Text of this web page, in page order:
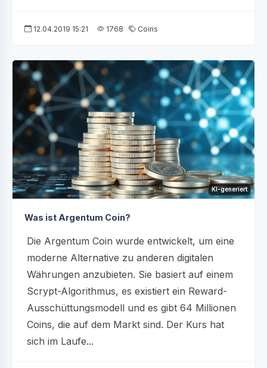
12.04.2019 15:21 1768 Coins
KI-generiert
Was ist Argentum Coin?
Die Argentum Coin wurde entwickelt, um eine
moderne Alternative zu anderen digitalen
Währungen anzubieten. Sie basiert auf einem
Scrypt-Algorithmus, es existiert ein Reward-
Ausschüttungsmodell und es gibt 64 Millionen
Coins, die auf dem Markt sind. Der Kurs hat
sich im Laufe...